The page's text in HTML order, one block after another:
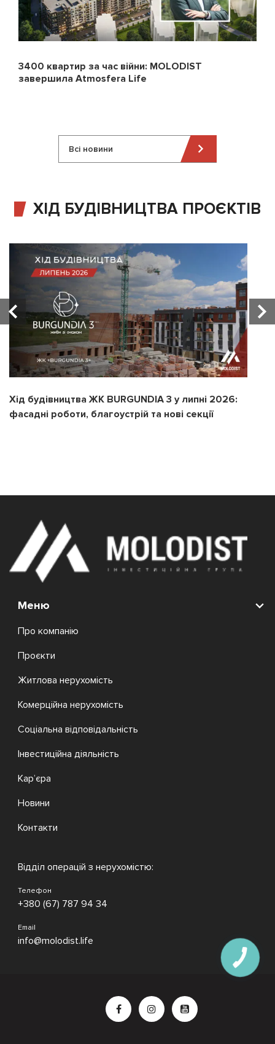
3400 квартир за час війни: MOLODIST
завершила Atmosfera Life
Всі новини
ХІД БУДІВНИЦТВА ПРОЄКТІВ
Хід будівництва ЖК BURGUNDIA 3 у липні 2026:
фасадні роботи, благоустрій та нові секції
Меню
Про компанію
Проєкти
Житлова нерухомість
Комерційна нерухомість
Соціальна відповідальність
Інвестиційна діяльність
Кар’єра
Новини
Контакти
Відділ операцій з нерухомістю:
Телефон
+380 (67) 787 94 34
Email
info@molodist.life